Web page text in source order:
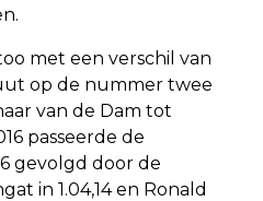
met een verschil van
op de nummer twee
van de Dam tot
passeerde de
gevolgd door de
in 1.04,14 en Ronald